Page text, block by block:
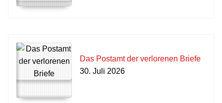
Das Postamt der verlorenen Briefe
30. Juli 2026